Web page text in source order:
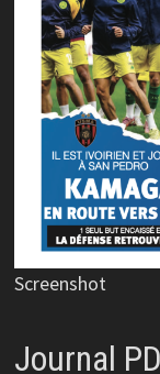
Screenshot
Journal